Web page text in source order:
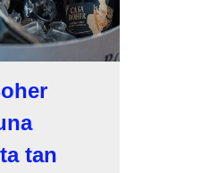
tan